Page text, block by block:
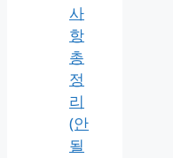
사
항
총
정
리
(안
될